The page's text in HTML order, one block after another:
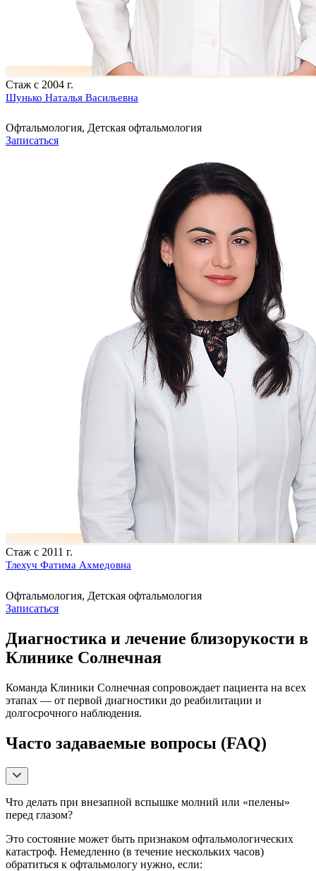
Стаж с 2004 г.
Шунько Наталья Васильевна
Офтальмология, Детская офтальмология
Записаться
Стаж с 2011 г.
Тлехуч Фатима Ахмедовна
Офтальмология, Детская офтальмология
Записаться
Диагностика и лечение близорукости в
Клинике Солнечная
Команда Клиники Солнечная сопровождает пациента на всех
этапах — от первой диагностики до реабилитации и
долгосрочного наблюдения.
Часто задаваемые вопросы (FAQ)
Что делать при внезапной вспышке молний или «пелены»
перед глазом?
Это состояние может быть признаком офтальмологических
катастроф. Немедленно (в течение нескольких часов)
обратиться к офтальмологу нужно, если: